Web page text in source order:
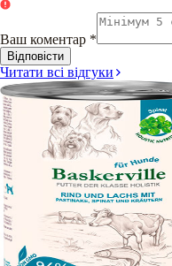
Ваш коментар *
Відповісти
Читати всі відгуки